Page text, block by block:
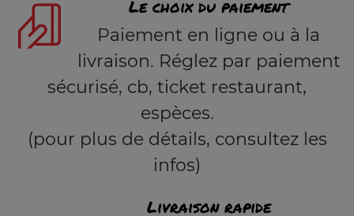
Le choix du paiement
Paiement en ligne ou à la
livraison. Réglez par paiement
sécurisé, cb, ticket restaurant,
espèces.
(pour plus de détails, consultez les
infos)
Livraison rapide